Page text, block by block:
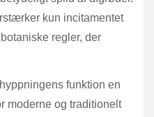
kun incitamentet
regler, der
funktion en
moderne og traditionelt